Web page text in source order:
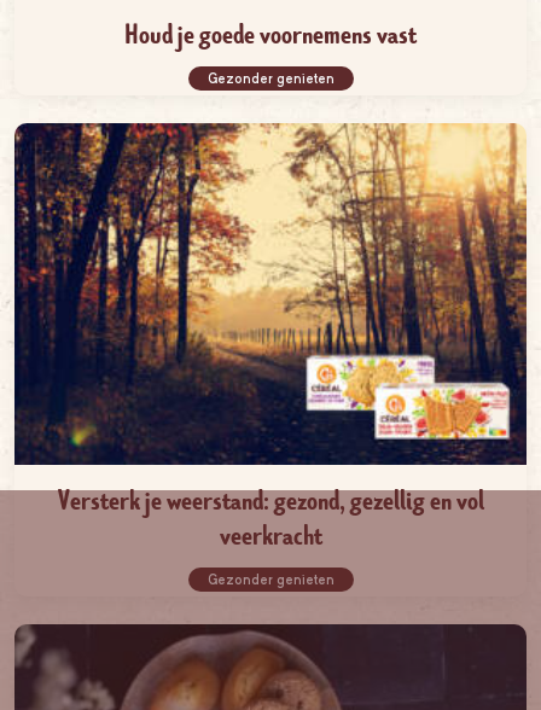
Houd je goede voornemens vast
Gezonder genieten
Versterk je weerstand: gezond, gezellig en vol
veerkracht
Gezonder genieten